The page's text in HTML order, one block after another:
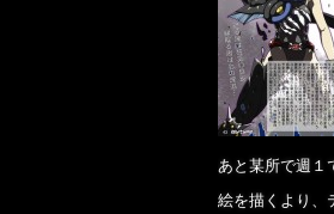
あと某所で週１
絵を描くより、